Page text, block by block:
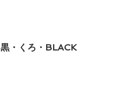
黒・くろ・BLACK